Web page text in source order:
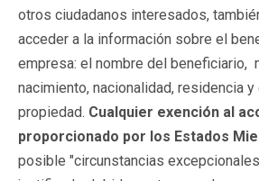
otros ciudadanos interesados,
acceder a la información sobre el
empresa: el nombre del beneficiario,
nacimiento, nacionalidad, residencia
propiedad. Cualquier exención al
proporcionado por los Estados
posible "circunstancias